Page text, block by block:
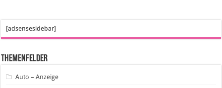
[adsensesidebar]
Themenfelder
Auto – Anzeige